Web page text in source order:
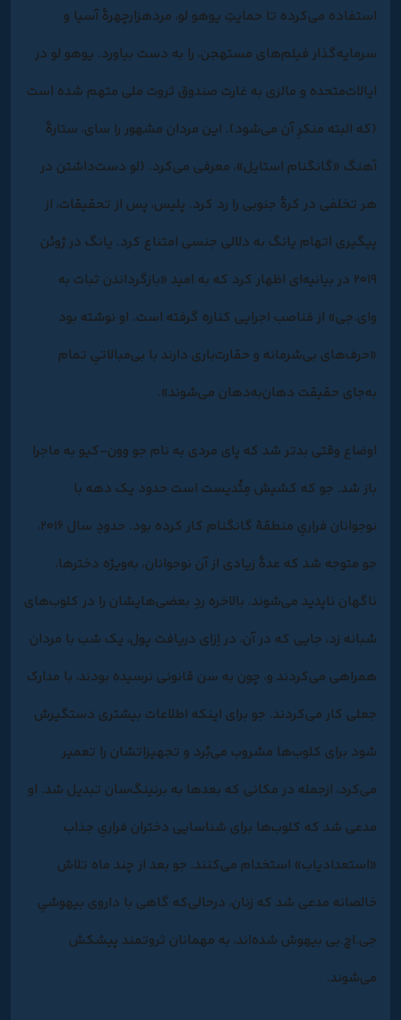
استفاده می‌کرده تا حمایتِ یوهو لو، مردهزارچهرۀ آسیا و
سرمایه‌گذار فیلم‌های مستهجن، را به دست بیاورد. یوهو لو در
ایالات‌متحده و مالزی به غارت صندوق ثروت ملی متهم شده است
(که البته منکرِ آن می‌شود). این مردان مشهور را سای، ستارۀ
آهنگ «گانگنام استایل»، معرفی می‌کرد. (لو دست‌داشتن در
هر تخلفی در کرۀ جنوبی را رد کرد. پلیس، پس از تحقیقات، از
پیگیری اتهام یانگ به دلالی جنسی امتناع کرد. یانگ در ژوئن
۲۰۱۹ در بیانیه‌ای اظهار کرد که به امید «بازگرداندن ثبات به
وای.جی» از مَناصب اجرایی کناره گرفته است. او نوشته بود
«حرف‌های بی‌شرمانه و حقارت‌باری دارند با بی‌مبالاتیِ تمام
به‌جای حقیقت دهان‌به‌دهان می‌شوند».
اوضاع وقتی بدتر شد که پای مردی به نام جو وون-کیو به ماجرا
باز شد. جو که کشیش مِتُدیست است حدود یک دهه با
نوجوانان فراریِ منطقۀ گانگنام کار کرده بود. حدودِ سال ۲۰۱۶،
جو متوجه شد که عدۀ زیادی از آن نوجوانان، به‌ویژه دخترها،
ناگهان ناپدید می‌شوند. بالاخره ردِ بعضی‌هایشان را در کلوب‌های
شبانه زد، جایی که در آن، در اِزای دریافت پول، یک‌ شب با مردان
همراهی می‌کردند و، چون به سن قانونی نرسیده بودند، با مدارک
جعلی کار می‌کردند. جو برای اینکه اطلاعات بیشتری دستگیرش
شود برای کلوب‌ها مشروب می‌بُرد و تجهیزاتشان را تعمیر
می‌کرد، ازجمله در مکانی که بعدها به برنینگ‌سان تبدیل شد. او
مدعی شد که کلوب‌ها برای شناسایی دختران فراریِ جذاب
«استعدادیاب» استخدام می‌کنند. جو بعد از چند ماه تلاش
خالصانه مدعی شد که زنان، درحالی‌که گاهی با داروی بیهوشیِ
جی.اچ.بی بیهوش شده‌اند، به مهمانان ثروتمند پیشکش
می‌شوند.